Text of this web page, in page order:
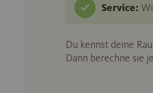
Service:
Du kennst deine
Dann berechne sie